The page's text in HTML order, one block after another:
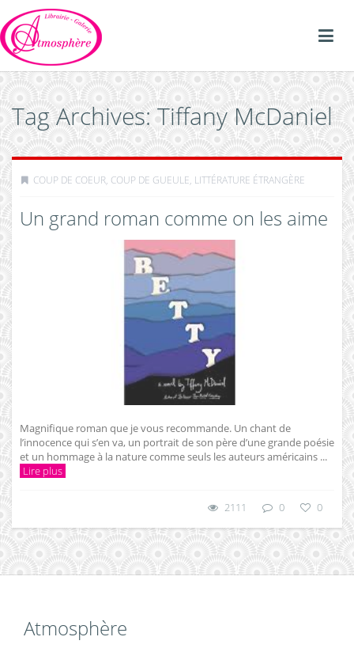
Tag Archives: Tiffany McDaniel
COUP DE COEUR, COUP DE GUEULE, LITTÉRATURE ÉTRANGÈRE
Un grand roman comme on les aime
Magnifique roman que je vous recommande. Un chant de
l’innocence qui s’en va, un portrait de son père d’une grande poésie
et un hommage à la nature comme seuls les auteurs américains ...
Lire plus
2111 0 0
Atmosphère